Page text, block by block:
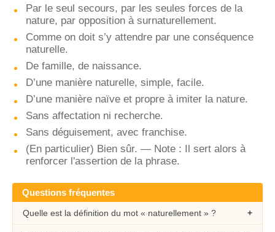
Par le seul secours, par les seules forces de la
nature, par opposition à surnaturellement.
Comme on doit s’y attendre par une conséquence
naturelle.
De famille, de naissance.
D’une manière naturelle, simple, facile.
D’une manière naïve et propre à imiter la nature.
Sans affectation ni recherche.
Sans déguisement, avec franchise.
(En particulier) Bien sûr. — Note : Il sert alors à
renforcer l'assertion de la phrase.
Questions fréquentes
Quelle est la définition du mot « naturellement » ?